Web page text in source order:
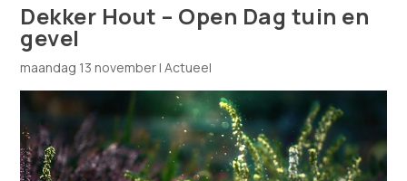
Dekker Hout – Open Dag tuin en
gevel
maandag 13 november |Actueel